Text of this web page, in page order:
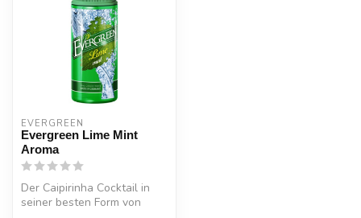
EVERGREEN
Evergreen Lime Mint
Aroma
Der Caipirinha Cocktail in
seiner besten Form von